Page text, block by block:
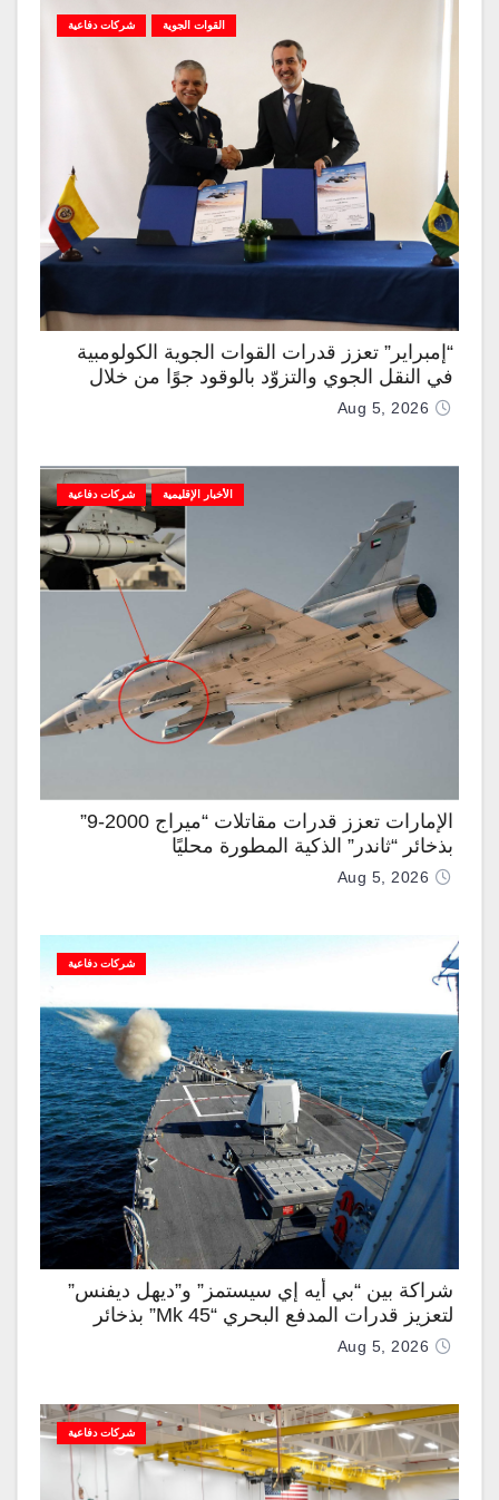
القوات الجوية شركات دفاعية
“إمبراير” تعزز قدرات القوات الجوية الكولومبية
في النقل الجوي والتزوّد بالوقود جوًا من خلال
تزويدها بطائرتي “كيه سي-390 ميلينيوم”
Aug 5, 2026
الأخبار الإقليمية شركات دفاعية
الإمارات تعزز قدرات مقاتلات “ميراج 2000-9”
بذخائر “ثاندر” الذكية المطورة محليًا
Aug 5, 2026
شركات دفاعية
شراكة بين “بي أيه إي سيستمز” و”ديهل ديفنس”
لتعزيز قدرات المدفع البحري “Mk 45” بذخائر
موجهة وصواريخ “IRIS-T”
Aug 5, 2026
شركات دفاعية